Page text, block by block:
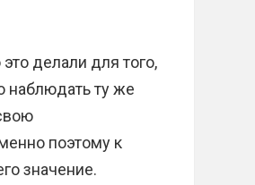
делали для того,
ту же
поэтому к
значение.